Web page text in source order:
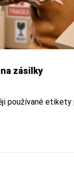
zásilky
používané